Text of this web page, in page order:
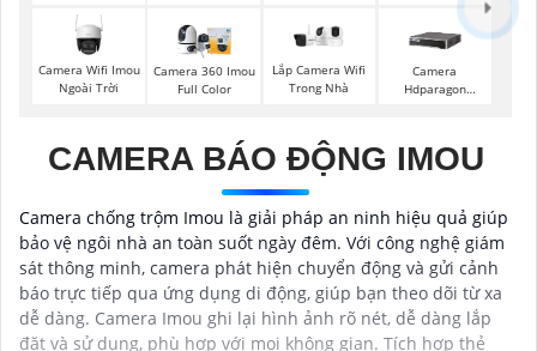
Camera Wifi Imou
Ngoài Trời
Camera 360 Imou
Full Color
Lắp Camera Wifi
Trong Nhà
Camera
Hdparagon
CAMERA BÁO ĐỘNG IMOU
Camera chống trộm Imou là giải pháp an ninh hiệu quả giúp
bảo vệ ngôi nhà an toàn suốt ngày đêm. Với công nghệ giám
sát thông minh, camera phát hiện chuyển động và gửi cảnh
báo trực tiếp qua ứng dụng di động, giúp bạn theo dõi từ xa
dễ dàng. Camera Imou ghi lại hình ảnh rõ nét, dễ dàng lắp
đặt và sử dụng, phù hợp với mọi không gian. Tích hợp thẻ